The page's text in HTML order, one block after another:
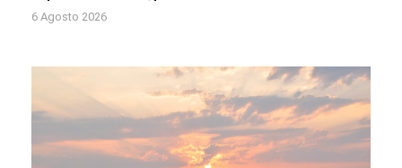
6 Agosto 2026